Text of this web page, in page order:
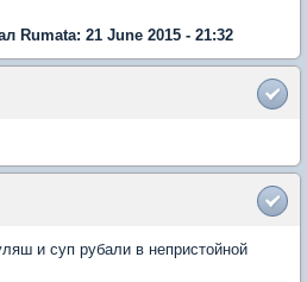
Rumata: 21 June 2015 - 21:32
и суп рубали в непристойной